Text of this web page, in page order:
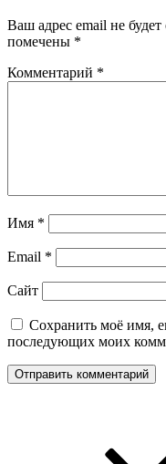
Ваш адрес email не
помечены *
Комментарий *
Имя *
Email *
Сайт
Сохранить моё имя,
последующих моих